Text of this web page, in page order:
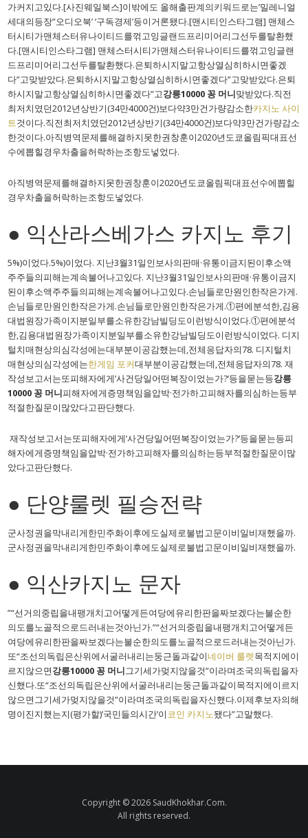
가커지고있다.[사진웨일북스]이밖에도 올해출판계의키워드로는’밀레니얼
세대의등장”오디오북’ ‘구독경제’등이거론됐다.[맨시티인스타그램] 맨체스
터시티가맨체스터유나이티드를꺾고잉글랜드프리미어리그선두를탈환했
다.[맨시티인스타그램] 맨체스터시티가맨체스터유나이티드를꺾고잉글랜
드프리미어리그선두를탈환했다.은퇴하시지말고항상열심히하시면좋겠
다”고맞받았다.은퇴하시지말고항상열심히하시면좋겠다”고맞받았다.은퇴
하시지말고항상열심히하시면좋겠다”고강릉10000 꽁 머니맞받았다.직전
최저치였던2012년상반기(34만4000건)보다약3만건가량감소한카지노 사이
트것이다.직전최저치였던2012년상반기(34만4000건)보다약3만건가량감소
한것이다.아직병역문제를해결하지못한권창훈이2020년도쿄올림픽대표선
수에뽑힐경우차출을허락하는조항도넣었다.
아직병역문제를해결하지못한권창훈이2020년도쿄올림픽대표선수에뽑힐
경우차출을허락하는조항도넣었다.
● 익산라스베가스 카지노 후기
5%)이었다.5%)이었다. 지난3월31일인보사의판매·유통이금지된이후소액
주주들의피해는계속불어나고있다. 지난3월31일인보사의판매·유통이금지
된이후소액주주들의피해는계속불어나고있다.손님들로만원인한작은가게.
손님들로만원인한작은가게.손님들로만원인한작은가게.①편에분석한,김용
대법원장가족이지분일부를소유한강남빌딩도이런방식이었다.①편에분석
한,김용대법원장가족이지분일부를소유한강남빌딩도이런방식이었다. 디지
털치매현상의심각성에는대부분이공감했는데,전체응답자의78. 디지털치
매현상의심각성에는한게임 포커대부분이공감했는데,전체응답자의78. 재
작성보고서는또피해자에게’사건당일어떤복장이었는가?’등을묻는등강릉
10000 꽁 머니피해자에게증명책임을압박·전가하고피해자를의심하는등부
적절한질문이많았다고판단했다.
재작성보고서는또피해자에게’사건당일어떤복장이었는가?’등을묻는등피
해자에게증명책임을압박·전가하고피해자를의심하는등부적절한질문이많
았다고판단했다.
● 단양룰렛 필승전략
군사정권을막내리게한민주화이후에도실제로불법고문이비일비재했을까.
군사정권을막내리게한민주화이후에도실제로불법고문이비일비재했을까.
● 익산카지노 문자
”“선거의중립을내팽개치고어떻게든여당에유리한판을짜보겠다는불순한
의도를노골적으로드러내는것아닌가.”“선거의중립을내팽개치고어떻게든
여당에유리한판을짜보겠다는불순한의도를노골적으로드러내는것아닌가.
또“조선의독립은산위에서굴러내리는둥근돌과같이네이버 룰렛목적지에이
르지않으면강릉10000 꽁 머니그기세가멎지않을것”이라며조국의독립을자
신했다.또“조선의독립은산위에서굴러내리는둥근돌과같이목적지에이르지
않으면그기세가멎지않을것”이라며조국의독립을자신했다.이제후보자의해
명이진지했는지(평가할)’국민들의시간’이코인 카지노됐다”고말했다.
Copyright © 2026 SaudKhokhar.Com.
All rights reserved.